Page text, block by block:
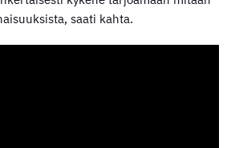
saati kahta.